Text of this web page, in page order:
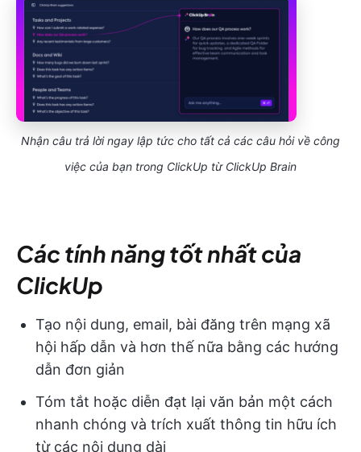
Nhận câu trả lời ngay lập tức cho tất cả các câu hỏi về công
việc của bạn trong ClickUp từ ClickUp Brain
Các tính năng tốt nhất của
ClickUp
Tạo nội dung, email, bài đăng trên mạng xã
hội hấp dẫn và hơn thế nữa bằng các hướng
dẫn đơn giản
Tóm tắt hoặc diễn đạt lại văn bản một cách
nhanh chóng và trích xuất thông tin hữu ích
từ các nội dung dài